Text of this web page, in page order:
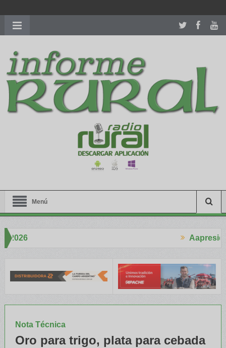
richardmillereplica
women.patekphilippe.tofor sale in usa recognized command with
dining room table ceremony. welcome to our
perfectwatches.is
shop. best youngsexdoll.comwith professional customer
services. 1: 1 design high
https://reallydiamond.com/
Menú
Nota Técnica
Oro para trigo, plata para cebada